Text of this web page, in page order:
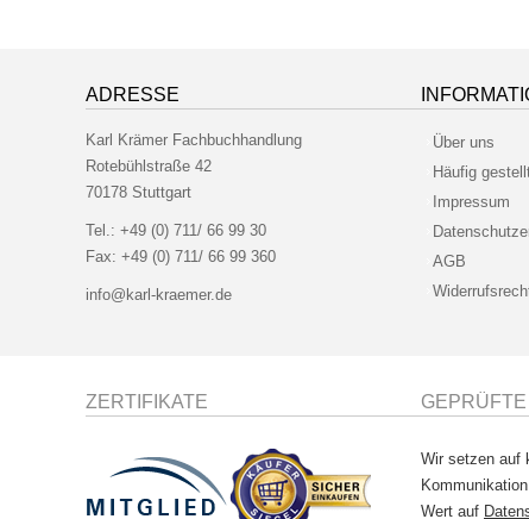
ADRESSE
Karl Krämer Fachbuchhandlung
Rotebühlstraße 42
70178 Stuttgart
Tel.: +49 (0) 711/ 66 99 30
Fax: +49 (0) 711/ 66 99 360
info@karl-kraemer.de
Über uns
Häufig
Impressum
AGB
ZERTIFIKATE
Wir setzen auf
Wert auf